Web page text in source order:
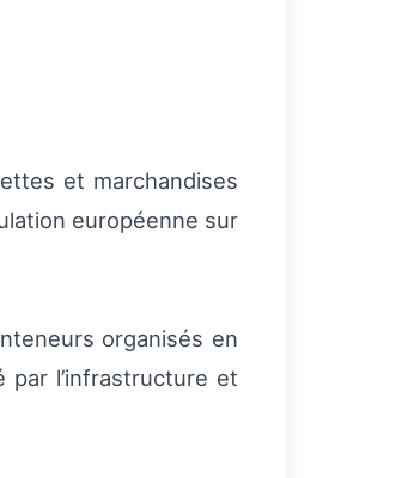
et marchandises
européenne sur
organi­sés en
par l’infrastructure et